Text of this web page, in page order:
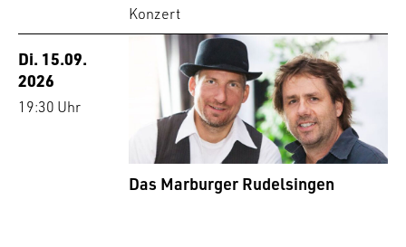
Konzert
Di. 15.09.
2026
19:30 Uhr
Das Marburger Rudelsingen